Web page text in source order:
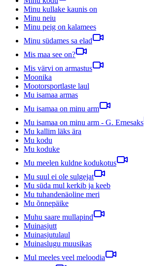
Minu kullake kaunis on
Minu neiu
Minu peig on kalamees
Minu südames sa elad
Mis maa see on?
Mis värvi on armastus
Moonika
Mootorsportlaste laul
Mu isamaa armas
Mu isamaa on minu arm
Mu isamaa on minu arm - G. Ernesaks
Mu kallim läks ära
Mu kodu
Mu koduke
Mu meelen kuldne kodukotus
Mu suul ei ole sulgejat
Mu süda mul kerkib ja keeb
Mu tuhandenäoline meri
Mu õnnepäike
Muhu saare mullapind
Muinasjutt
Muinasjutulaul
Muinaslugu muusikas
Mul meeles veel meloodia